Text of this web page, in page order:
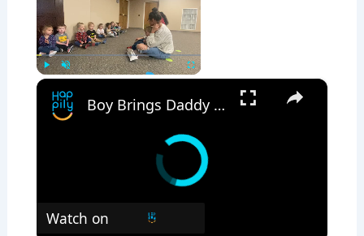
×
Boy Brings Daddy Doll To Daycare Only To Be Surprised By Real Dad | Happily TV
Watch on